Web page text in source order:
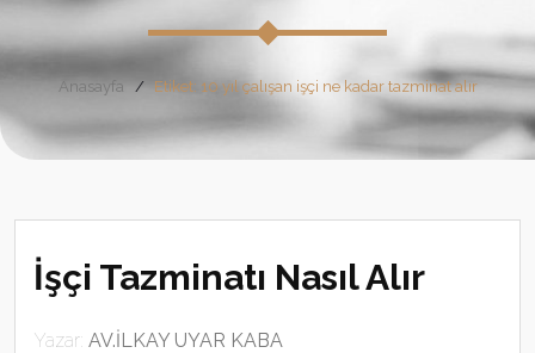
Anasayfa Etiket: 10 yıl çalışan işçi ne kadar tazminat alır
İşçi Tazminatı Nasıl Alır
Yazar: AV.İLKAY UYAR KABA